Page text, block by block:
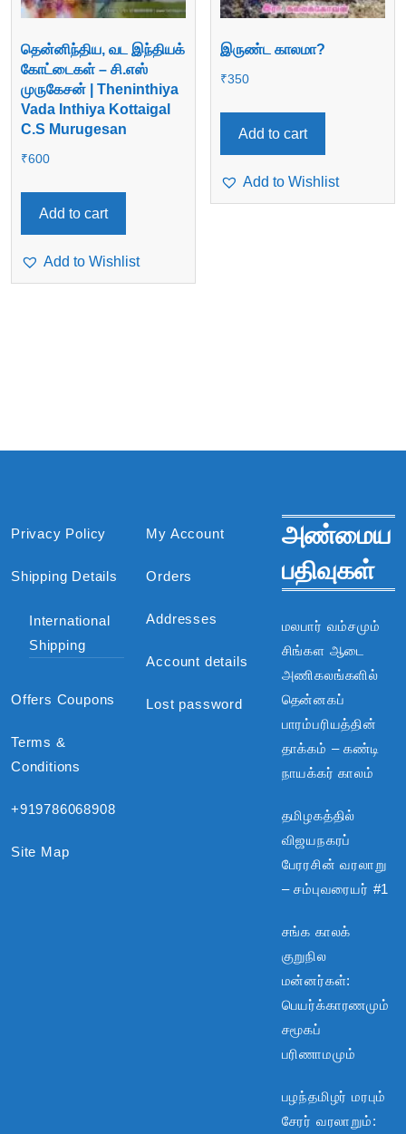
தென்னிந்திய, வட இந்தியக்
கோட்டைகள் – சி.எஸ்
முருகேசன் | Theninthiya
Vada Inthiya Kottaigal
C.S Murugesan
₹600
Add to cart
Add to Wishlist
இருண்ட காலமா?
₹350
Add to cart
Add to Wishlist
Privacy Policy
Shipping Details
International
Shipping
Offers Coupons
Terms &
Conditions
+919786068908
Site Map
My Account
Orders
Addresses
Account details
Lost password
அண்மைய
பதிவுகள்
மலபார் வம்சமும்
சிங்கள ஆடை
அணிகலங்களில்
தென்னகப்
பாரம்பரியத்தின்
தாக்கம் – கண்டி
நாயக்கர் காலம்
தமிழகத்தில்
விஜயநகரப்
பேரரசின் வரலாறு
– சம்புவரையர் #1
சங்க காலக்
குறுநில
மன்னர்கள்:
பெயர்க்காரணமும்
சமூகப்
பரிணாமமும்
பழந்தமிழர் மரபும்
சேரர் வரலாறும்: